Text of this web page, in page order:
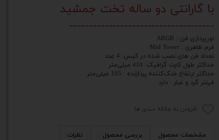
با گارانتی دو ساله تخت جمشید
-------------------------------------
نورپردازی فن : ARGB
فرم ظاهری : Mid Tower
تعداد فن های نصب شده در کیس: 4 عدد
حداکثر طول کارت گرافیک: 410 میلی‌متر
حداکثر ارتفاع خنک‌کننده پردازنده : 165 میلی‌متر
فیلتر گرد و غبار : دارد
افزودن به علاقه مندی ها
مشخصات محصول بررسی محصول : نظرات